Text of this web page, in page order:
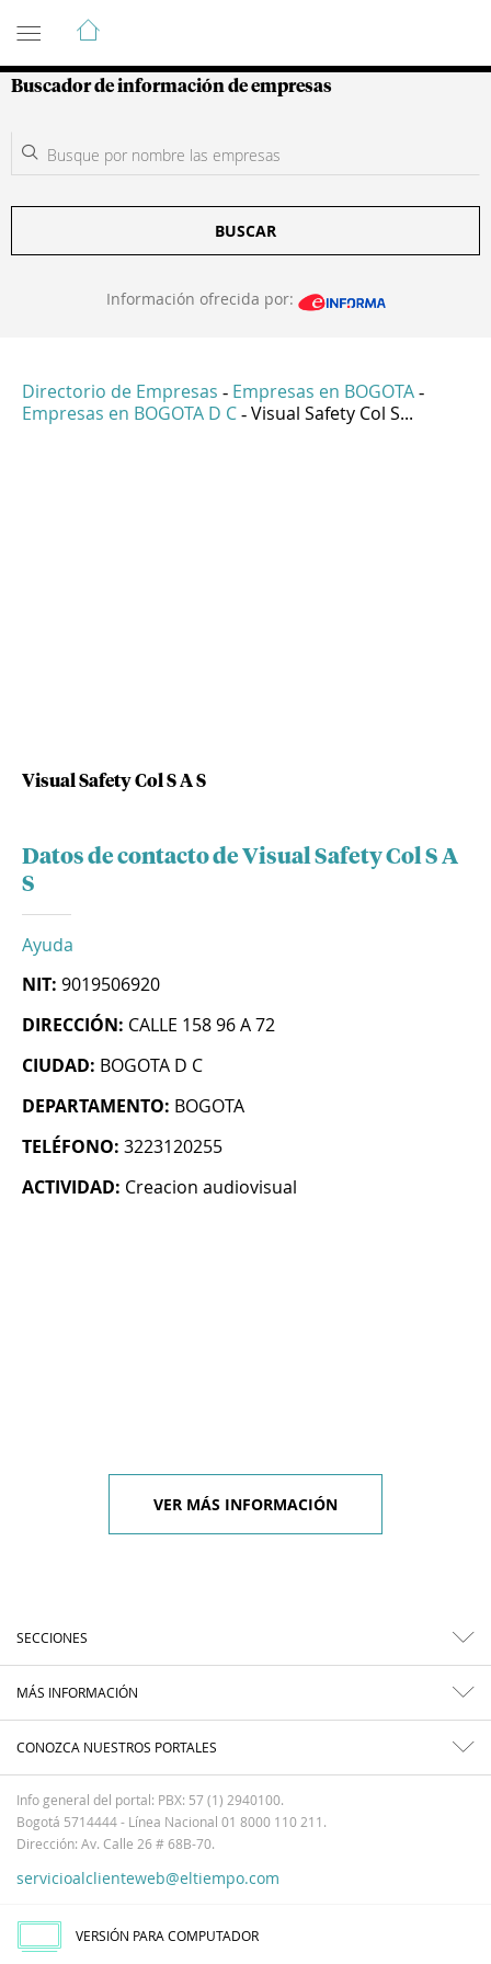
Guía de Empresas Colombianas
Buscador de información de empresas
BUSCAR
Información ofrecida por:
Directorio de Empresas - Empresas en BOGOTA -
Empresas en BOGOTA D C - Visual Safety Col S...
Visual Safety Col S A S
Datos de contacto de Visual Safety Col S A
S
Ayuda
NIT: 9019506920
DIRECCIÓN: CALLE 158 96 A 72
CIUDAD: BOGOTA D C
DEPARTAMENTO: BOGOTA
TELÉFONO: 3223120255
ACTIVIDAD: Creacion audiovisual
VER MÁS INFORMACIÓN
SECCIONES
MÁS INFORMACIÓN
CONOZCA NUESTROS PORTALES
Info general del portal: PBX: 57 (1) 2940100.
Bogotá 5714444 - Línea Nacional 01 8000 110 211.
Dirección: Av. Calle 26 # 68B-70.
servicioalclienteweb@eltiempo.com
VERSIÓN PARA COMPUTADOR